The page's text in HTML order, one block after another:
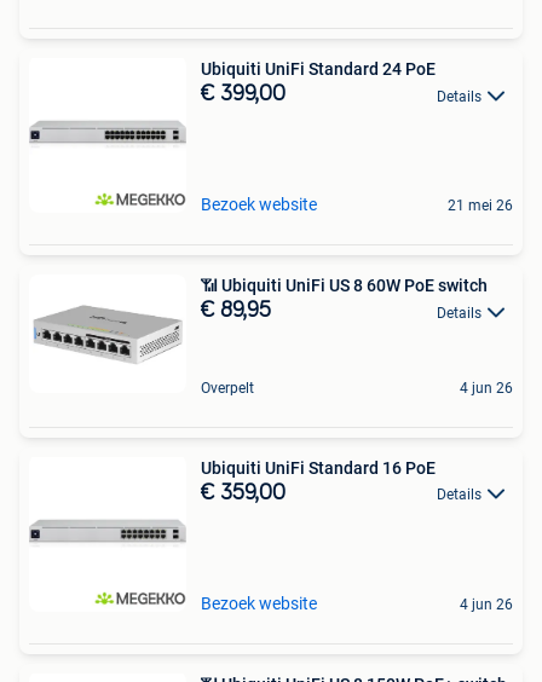
Ubiquiti UniFi Standard 24 PoE
€ 399,00 Details
Bezoek website 21 mei 26
📶 Ubiquiti UniFi US 8 60W PoE switch
€ 89,95 Details
Overpelt 4 jun 26
Ubiquiti UniFi Standard 16 PoE
€ 359,00 Details
Bezoek website 4 jun 26